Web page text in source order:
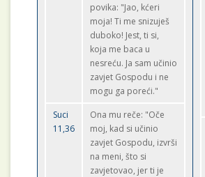
povika: "Jao, kćeri
moja! Ti me snizuješ
duboko! Jest, ti si,
koja me baca u
nesreću. Ja sam učinio
zavjet Gospodu i ne
mogu ga poreći."
Suci
11,36
Ona mu reče: "Oče
moj, kad si učinio
zavjet Gospodu, izvrši
na meni, što si
zavjetovao, jer ti je